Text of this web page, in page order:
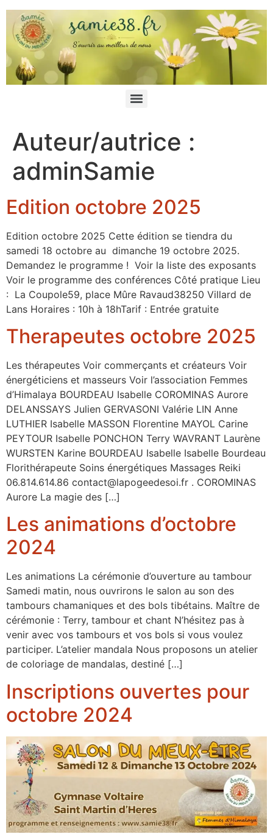
Auteur/autrice :
adminSamie
Edition octobre 2025
Edition octobre 2025 Cette édition se tiendra du
samedi 18 octobre au dimanche 19 octobre 2025.
Demandez le programme ! Voir la liste des exposants
Voir le programme des conférences Côté pratique Lieu
: La Coupole59, place Mûre Ravaud38250 Villard de
Lans Horaires : 10h à 18hTarif : Entrée gratuite
Therapeutes octobre 2025
Les thérapeutes Voir commerçants et créateurs Voir
énergéticiens et masseurs Voir l’association Femmes
d’Himalaya BOURDEAU Isabelle COROMINAS Aurore
DELANSSAYS Julien GERVASONI Valérie LIN Anne
LUTHIER Isabelle MASSON Florentine MAYOL Carine
PEYTOUR Isabelle PONCHON Terry WAVRANT Laurène
WURSTEN Karine BOURDEAU Isabelle Isabelle Bourdeau
Florithérapeute Soins énergétiques Massages Reiki
06.814.614.86 contact@lapogeedesoi.fr . COROMINAS
Aurore La magie des […]
Les animations d’octobre
2024
Les animations La cérémonie d’ouverture au tambour
Samedi matin, nous ouvrirons le salon au son des
tambours chamaniques et des bols tibétains. Maître de
cérémonie : Terry, tambour et chant N’hésitez pas à
venir avec vos tambours et vos bols si vous voulez
participer. L’atelier mandala Nous proposons un atelier
de coloriage de mandalas, destiné […]
Inscriptions ouvertes pour
octobre 2024